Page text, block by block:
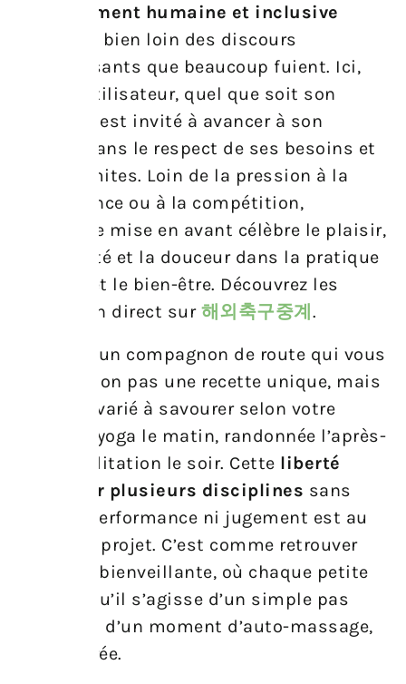
profondément humaine et inclusive
prend vie, bien loin des discours
culpabilisants que beaucoup fuient. Ici,
chaque utilisateur, quel que soit son
parcours, est invité à avancer à son
rythme, dans le respect de ses besoins et
de ses limites. Loin de la pression à la
performance ou à la compétition,
l’approche mise en avant célèbre le plaisir,
la diversité et la douceur dans la pratique
sportive et le bien-être. Découvrez les
matchs en direct sur 해외축구중계 .
Imaginez un compagnon de route qui vous
propose non pas une recette unique, mais
un menu varié à savourer selon votre
humeur : yoga le matin, randonnée l’après-
midi, méditation le soir. Cette liberté
d’explorer plusieurs disciplines sans
seuil de performance ni jugement est au
centre du projet. C’est comme retrouver
une tribu bienveillante, où chaque petite
victoire, qu’il s’agisse d’un simple pas
dehors ou d’un moment d’auto-massage,
est célébrée.